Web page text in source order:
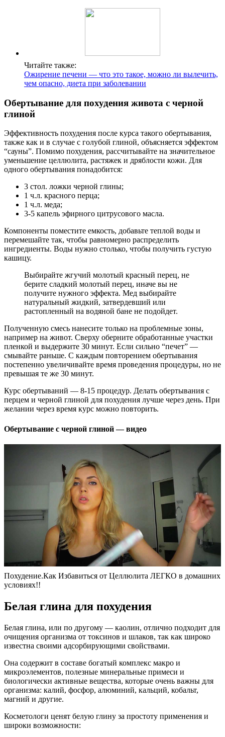
Читайте также:
Ожирение печени — что это такое, можно ли вылечить,
чем опасно, диета при заболевании
Обертывание для похудения живота с черной
глиной
Эффективность похудения после курса такого обертывания,
также как и в случае с голубой глиной, объясняется эффектом
“сауны”. Помимо похудения, рассчитывайте на значительное
уменьшение целлюлита, растяжек и дряблости кожи. Для
одного обертывания понадобится:
3 стол. ложки черной глины;
1 ч.л. красного перца;
1 ч.л. меда;
3-5 капель эфирного цитрусового масла.
Компоненты поместите емкость, добавьте теплой воды и
перемешайте так, чтобы равномерно распределить
ингредиенты. Воды нужно столько, чтобы получить густую
кашицу.
Выбирайте жгучий молотый красный перец, не
берите сладкий молотый перец, иначе вы не
получите нужного эффекта. Мед выбирайте
натуральный жидкий, затвердевший или
растопленный на водяной бане не подойдет.
Полученную смесь нанесите только на проблемные зоны,
например на живот. Сверху оберните обработанные участки
пленкой и выдержите 30 минут. Если сильно “печет” —
смывайте раньше. С каждым повторением обертывания
постепенно увеличивайте время проведения процедуры, но не
превышая те же 30 минут.
Курс обертываний — 8-15 процедур. Делать обертывания с
перцем и черной глиной для похудения лучше через день. При
желании через время курс можно повторить.
Обертывание с черной глиной — видео
Похудение.Как Избавиться от Целлюлита ЛЕГКО в домашних
условиях!!
Белая глина для похудения
Белая глина, или по другому — каолин, отлично подходит для
очищения организма от токсинов и шлаков, так как широко
известна своими адсорбирующими свойствами.
Она содержит в составе богатый комплекс макро и
микроэлементов, полезные минеральные примеси и
биологически активные вещества, которые очень важны для
организма: калий, фосфор, алюминий, кальций, кобальт,
магний и другие.
Косметологи ценят белую глину за простоту применения и
широки возможности: